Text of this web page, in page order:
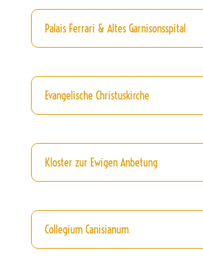
Palais Ferrari & Altes Garnisonsspital
Evangelische Christuskirche
Kloster zur Ewigen Anbetung
Collegium Canisianum